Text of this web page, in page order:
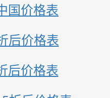
国价格表
后价格表
后价格表